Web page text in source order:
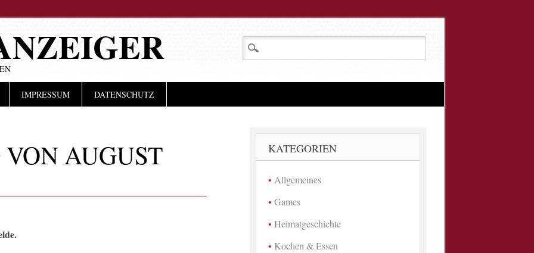
IMPRESSUM DATENSCHUTZ
AUGUST KATEGORIEN
Allgemeines
Games
Heimatgeschichte
Kochen & Essen